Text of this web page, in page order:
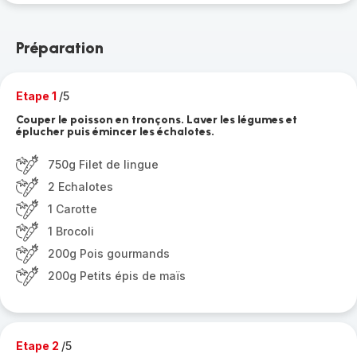
Préparation
Etape 1 /5
Couper le poisson en tronçons. Laver les légumes et
éplucher puis émincer les échalotes.
750g Filet de lingue
2 Echalotes
1 Carotte
1 Brocoli
200g Pois gourmands
200g Petits épis de maïs
Etape 2 /5